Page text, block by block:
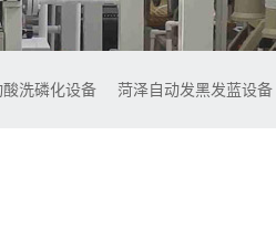
洗磷化设备 菏泽自动发黑发蓝设备